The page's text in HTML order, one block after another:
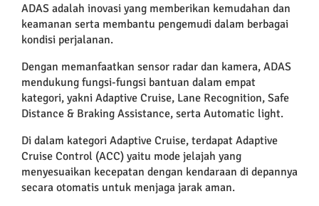
ADAS adalah inovasi yang memberikan kemudahan dan
keamanan serta membantu pengemudi dalam berbagai
kondisi perjalanan.
Dengan memanfaatkan sensor radar dan kamera, ADAS
mendukung fungsi-fungsi bantuan dalam empat
kategori, yakni Adaptive Cruise, Lane Recognition, Safe
Distance & Braking Assistance, serta Automatic light.
Di dalam kategori Adaptive Cruise, terdapat Adaptive
Cruise Control (ACC) yaitu mode jelajah yang
menyesuaikan kecepatan dengan kendaraan di depannya
secara otomatis untuk menjaga jarak aman.